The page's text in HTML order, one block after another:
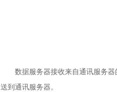
数据服务器接收来自通讯服务
送到通讯服务器。